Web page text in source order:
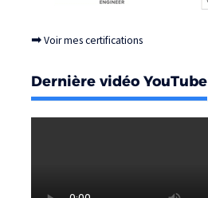
➡Voir mes certifications
Dernière vidéo YouTube